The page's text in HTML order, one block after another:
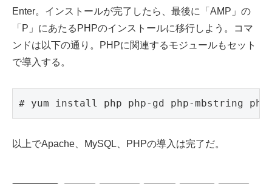
Enter。インストールが完了したら、最後に「AMP」の
「P」にあたるPHPのインストールに移行しよう。コマ
ンドは以下の通り。PHPに関連するモジュールもセット
で導入する。
# yum install php php-gd php-mbstring
以上でApache、MySQL、PHPの導入は完了だ。